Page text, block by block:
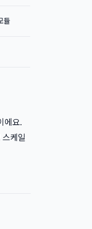
듈
에요.
케일